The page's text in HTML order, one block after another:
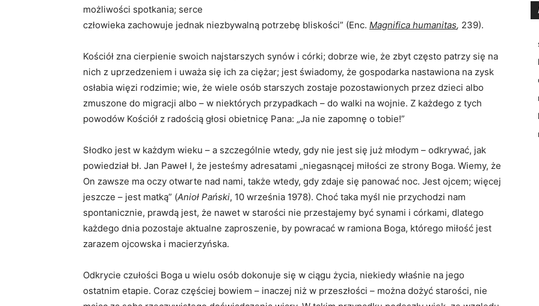
możliwości spotkania; serce
człowieka zachowuje jednak niezbywalną potrzebę bliskości” (Enc. Magnifica humanitas, 239).
Kościół zna cierpienie swoich najstarszych synów i córki; dobrze wie, że zbyt często patrzy się na
nich z uprzedzeniem i uważa się ich za ciężar; jest świadomy, że gospodarka nastawiona na zysk
osłabia więzi rodzimie; wie, że wiele osób starszych zostaje pozostawionych przez dzieci albo
zmuszone do migracji albo – w niektórych przypadkach – do walki na wojnie. Z każdego z tych
powodów Kościół z radością głosi obietnicę Pana: „Ja nie zapomnę o tobie!”
Słodko jest w każdym wieku – a szczególnie wtedy, gdy nie jest się już młodym – odkrywać, jak
powiedział bł. Jan Paweł I, że jesteśmy adresatami „niegasnącej miłości ze strony Boga. Wiemy, że
On zawsze ma oczy otwarte nad nami, także wtedy, gdy zdaje się panować noc. Jest ojcem; więcej
jeszcze – jest matką” (Anioł Pański, 10 września 1978). Choć taka myśl nie przychodzi nam
spontanicznie, prawdą jest, że nawet w starości nie przestajemy być synami i córkami, dlatego
każdego dnia pozostaje aktualne zaproszenie, by powracać w ramiona Boga, którego miłość jest
zarazem ojcowska i macierzyńska.
Odkrycie czułości Boga u wielu osób dokonuje się w ciągu życia, niekiedy właśnie na jego
ostatnim etapie. Coraz częściej bowiem – inaczej niż w przeszłości – można dożyć starości, nie